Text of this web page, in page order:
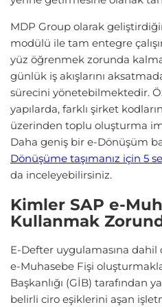
MDP Group olarak
modülü ile tam entegre
yüz öğrenmek zorunda
günlük iş akışlarını
sürecini yönetebilmektedir.
yapılarda, farklı şirket
üzerinden toplu oluşturma
Daha geniş bir e-Dönüşüm
Dönüşüme taşımanız için 5
da inceleyebilirsiniz.
Kimler SAP e-
Kullanmak
E-Defter uygulamasına
e-Muhasebe Fişi
Başkanlığı (GİB) tarafından
belirli ciro eşiklerini aşan